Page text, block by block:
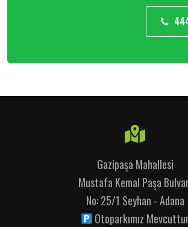
Gazipaşa Mahallesi
Mustafa Kemal Paşa
No: 25/1 Seyhan - Adana
Otoparkımız